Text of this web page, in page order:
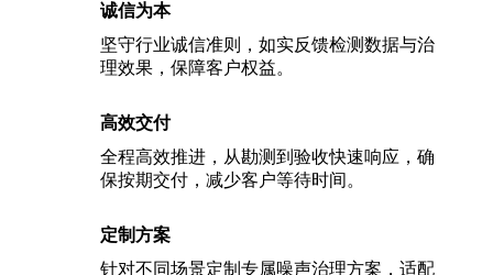
诚信为本
坚守行业诚信准则，如实反馈检测数据与治
理效果，保障客户权益。
高效交付
全程高效推进，从勘测到验收快速响应，确
保按期交付，减少客户等待时间。
定制方案
针对不同场景定制专属噪声治理方案，适配